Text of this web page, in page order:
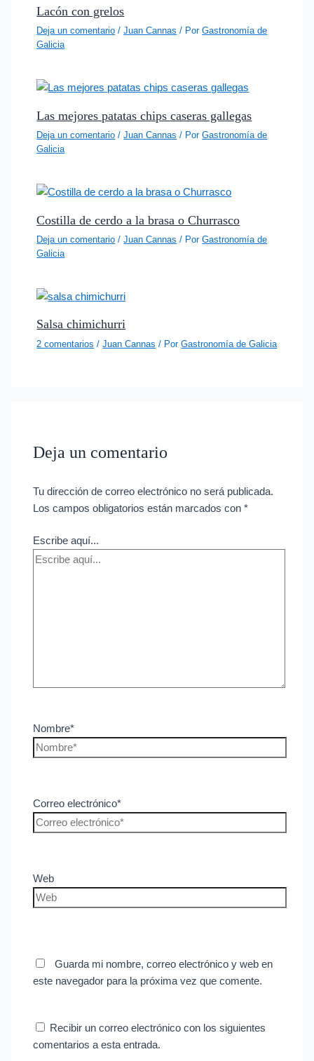
Lacón con grelos
Deja un comentario /Juan Cannas / PorGastronomía de
Galicia
Las mejores patatas chips caseras gallegas
Deja un comentario /Juan Cannas / PorGastronomía de
Galicia
Costilla de cerdo a la brasa o Churrasco
Deja un comentario /Juan Cannas / PorGastronomía de
Galicia
Salsa chimichurri
2 comentarios /Juan Cannas / PorGastronomía de Galicia
Deja un comentario
Tu dirección de correo electrónico no será publicada.
Los campos obligatorios están marcados con*
Escribe aquí...
Nombre*
Correo electrónico*
Web
Guarda mi nombre, correo electrónico y web en
este navegador para la próxima vez que comente.
Recibir un correo electrónico con los siguientes
comentarios a esta entrada.